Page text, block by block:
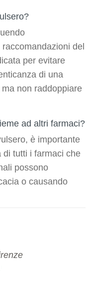
del
per evitare
di una
non raddoppiare
ad altri farmaci?
è importante
di tutti i farmaci che
possono
o causando